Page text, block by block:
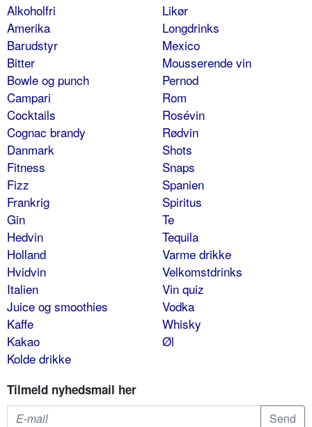
Alkoholfri
Amerika
Barudstyr
Bitter
Bowle og punch
Campari
Cocktails
Cognac brandy
Danmark
Fitness
Fizz
Frankrig
Gin
Hedvin
Holland
Hvidvin
Italien
Juice og smoothies
Kaffe
Kakao
Kolde drikke
Likør
Longdrinks
Mexico
Mousserende vin
Pernod
Rom
Rosévin
Rødvin
Shots
Snaps
Spanien
Spiritus
Te
Tequila
Varme drikke
Velkomstdrinks
Vin quiz
Vodka
Whisky
Øl
Tilmeld nyhedsmail her